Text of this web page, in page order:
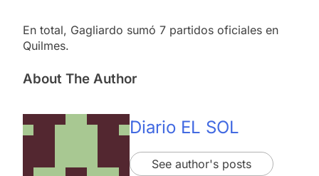
En total, Gagliardo sumó 7 partidos oficiales en
Quilmes.
About The Author
Diario EL SOL
See author's posts